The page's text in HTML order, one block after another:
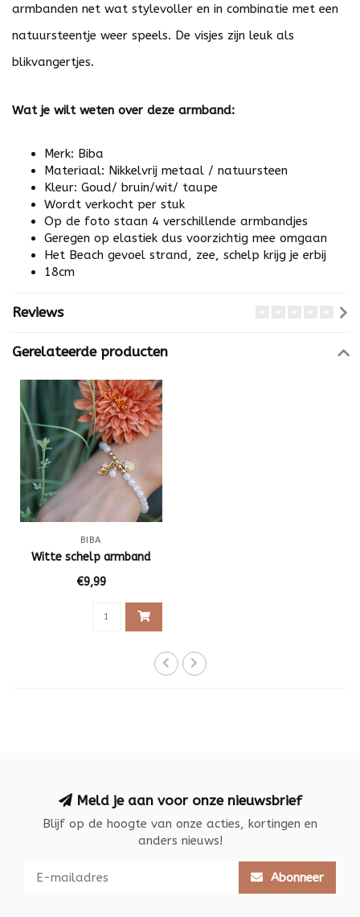
armbanden net wat stylevoller en in combinatie met een
natuursteentje weer speels. De visjes zijn leuk als
blikvangertjes.
Wat je wilt weten over deze armband:
Merk: Biba
Materiaal: Nikkelvrij metaal / natuursteen
Kleur: Goud/ bruin/wit/ taupe
Wordt verkocht per stuk
Op de foto staan 4 verschillende armbandjes
Geregen op elastiek dus voorzichtig mee omgaan
Het Beach gevoel strand, zee, schelp krijg je erbij
18cm
Reviews
Gerelateerde producten
BIBA
Witte schelp armband
€9,99
Meld je aan voor onze nieuwsbrief
Blijf op de hoogte van onze acties, kortingen en
anders nieuws!
Abonneer